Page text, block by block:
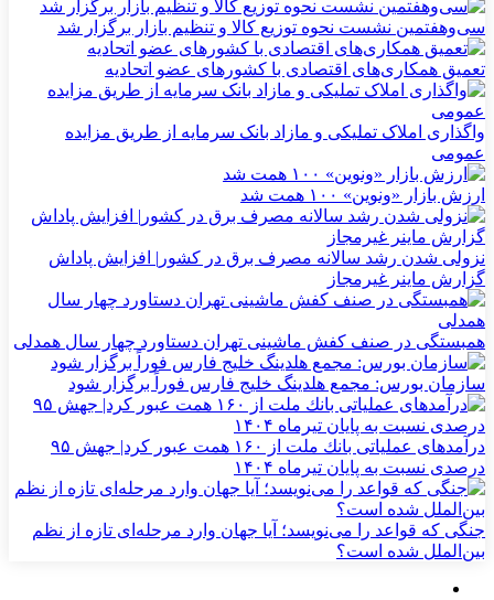
سی‌و‌هفتمین نشست نحوه توزیع کالا و تنظیم بازار برگزار شد
تعمیق همکاری‌های اقتصادی با کشورهای عضو اتحادیه
واگذاری املاک تملیکی و مازاد بانک سرمایه از طریق مزایده
عمومی
ارزش بازار «ونوین» ۱۰۰ همت شد
نزولی شدن رشد سالانه مصرف برق در کشور| افزایش پاداش
گزارش ماینر غیرمجاز
همبستگی در صنف کفش ماشینی تهران دستاورد چهار سال همدلی
سازمان بورس: مجمع هلدینگ خلیج فارس فوراً برگزار شود
درآمدهای عملیاتی بانك ملت از ۱۶۰ همت عبور كرد| جهش ۹۵
درصدی نسبت به پایان تیرماه ۱۴۰۴
جنگی که قواعد را می‌نویسد؛ آیا جهان وارد مرحله‌ای تازه از نظم
بین‌الملل شده است؟